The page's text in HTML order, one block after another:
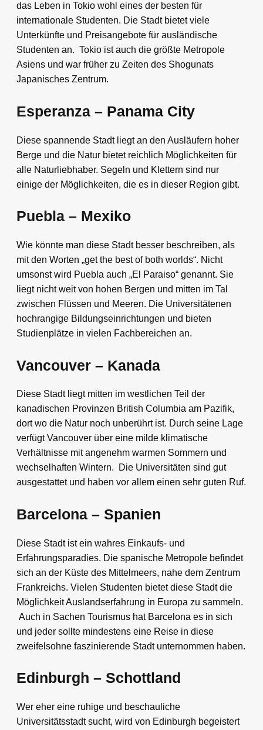
das Leben in Tokio wohl eines der besten für
internationale Studenten. Die Stadt bietet viele
Unterkünfte und Preisangebote für ausländische
Studenten an. Tokio ist auch die größte Metropole
Asiens und war früher zu Zeiten des Shogunats
Japanisches Zentrum.
Esperanza – Panama City
Diese spannende Stadt liegt an den Ausläufern hoher
Berge und die Natur bietet reichlich Möglichkeiten für
alle Naturliebhaber. Segeln und Klettern sind nur
einige der Möglichkeiten, die es in dieser Region gibt.
Puebla – Mexiko
Wie könnte man diese Stadt besser beschreiben, als
mit den Worten „get the best of both worlds“. Nicht
umsonst wird Puebla auch „El Paraiso“ genannt. Sie
liegt nicht weit von hohen Bergen und mitten im Tal
zwischen Flüssen und Meeren. Die Universitätenen
hochrangige Bildungseinrichtungen und bieten
Studienplätze in vielen Fachbereichen an.
Vancouver – Kanada
Diese Stadt liegt mitten im westlichen Teil der
kanadischen Provinzen British Columbia am Pazifik,
dort wo die Natur noch unberührt ist. Durch seine Lage
verfügt Vancouver über eine milde klimatische
Verhältnisse mit angenehm warmen Sommern und
wechselhaften Wintern. Die Universitäten sind gut
ausgestattet und haben vor allem einen sehr guten Ruf.
Barcelona – Spanien
Diese Stadt ist ein wahres Einkaufs- und
Erfahrungsparadies. Die spanische Metropole befindet
sich an der Küste des Mittelmeers, nahe dem Zentrum
Frankreichs. Vielen Studenten bietet diese Stadt die
Möglichkeit Auslandserfahrung in Europa zu sammeln.
Auch in Sachen Tourismus hat Barcelona es in sich
und jeder sollte mindestens eine Reise in diese
zweifelsohne faszinierende Stadt unternommen haben.
Edinburgh – Schottland
Wer eher eine ruhige und beschauliche
Universitätsstadt sucht, wird von Edinburgh begeistert